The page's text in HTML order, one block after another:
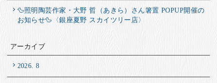
🦆照明陶芸作家・大野 哲（あきら）さん箸置 POPUP開催の
お知らせ🦆〈銀座夏野 スカイツリー店〉
アーカイブ
2026. 8